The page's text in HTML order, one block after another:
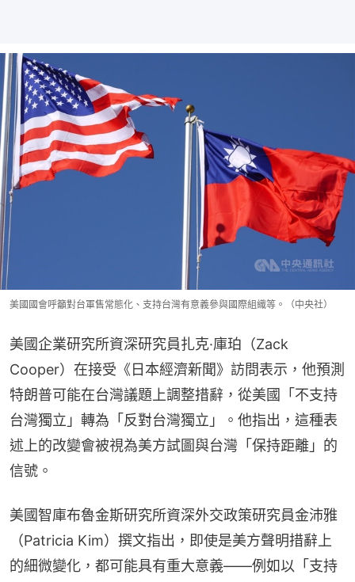
美國國會呼籲對台軍售常態化、支持台灣有意義參與國際組織等。（中央社）
美國企業研究所資深研究員扎克·庫珀（Zack
Cooper）在接受《日本經濟新聞》訪問表示，他預測
特朗普可能在台灣議題上調整措辭，從美國「不支持
台灣獨立」轉為「反對台灣獨立」。他指出，這種表
述上的改變會被視為美方試圖與台灣「保持距離」的
信號。
美國智庫布魯金斯研究所資深外交政策研究員金沛雅
（Patricia Kim）撰文指出，即使是美方聲明措辭上
的細微變化，都可能具有重大意義——例如以「支持